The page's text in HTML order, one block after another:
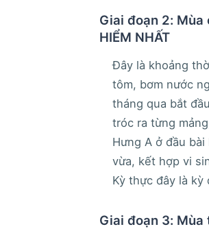
Giai đoạn 2:
HIỂM NHẤT
Đây là khoảng
tôm, bơm nước
tháng qua bắt
tróc ra từng
Hưng A ở đầu
vừa, kết hợp vi
Kỳ thực đây là
Giai đoạn 3: